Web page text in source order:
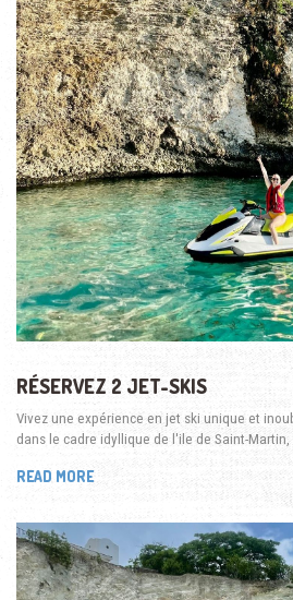
RÉSERVEZ 2 JET-SKIS
Vivez une expérience en jet ski unique et
dans le cadre idyllique de l'ile de Saint-
READ MORE